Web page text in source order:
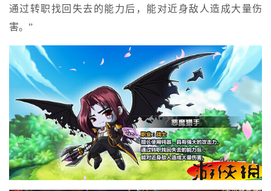
通过转职找回失去的能力后，能对近身敌人造成大量伤
害。”